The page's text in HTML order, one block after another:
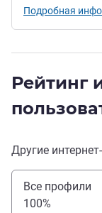
Подробная
Рейтинг
Другие
Все профили
100%